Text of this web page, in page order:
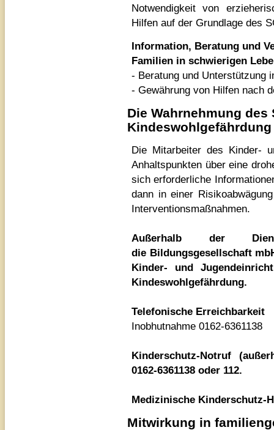
Notwendigkeit von
Hilfen auf der Grundlage des
Information, Beratung und
Familien in schwierigen
- Beratung und Unterstützung
- Gewährung von Hilfen nach
Die Wahrnehmung
Kindeswohlgefährdung
Die Mitarbeiter des Kinder-
Anhaltspunkten über eine
sich erforderliche
dann in einer
Interventionsmaßnahmen.
Außerhalb der
die Bildungsgesellschaft
Kinder- und
Kindeswohlgefährdung.
Telefonische Erreichbarkeit
Inobhutnahme 0162-6361138
Kinderschutz-Notruf
0162-6361138 oder 112.
Medizinische Kinderschutz-
Mitwirkung in